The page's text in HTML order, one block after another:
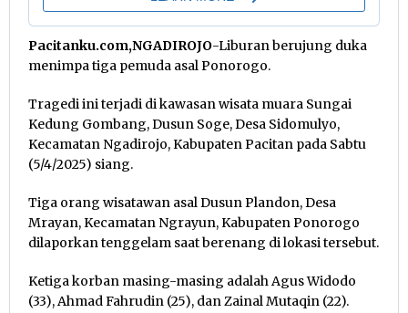
Pacitanku.com,NGADIROJO-Liburan berujung duka
menimpa tiga pemuda asal Ponorogo.
Tragedi ini terjadi di kawasan wisata muara Sungai
Kedung Gombang, Dusun Soge, Desa Sidomulyo,
Kecamatan Ngadirojo, Kabupaten Pacitan pada Sabtu
(5/4/2025) siang.
Tiga orang wisatawan asal Dusun Plandon, Desa
Mrayan, Kecamatan Ngrayun, Kabupaten Ponorogo
dilaporkan tenggelam saat berenang di lokasi tersebut.
Ketiga korban masing-masing adalah Agus Widodo
(33), Ahmad Fahrudin (25), dan Zainal Mutaqin (22).